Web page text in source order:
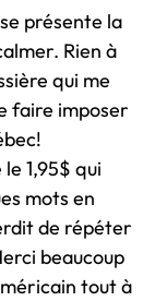
présente la
Rien à
qui me
faire imposer
1,95$ qui
mots en
de répéter
beaucoup
tout à